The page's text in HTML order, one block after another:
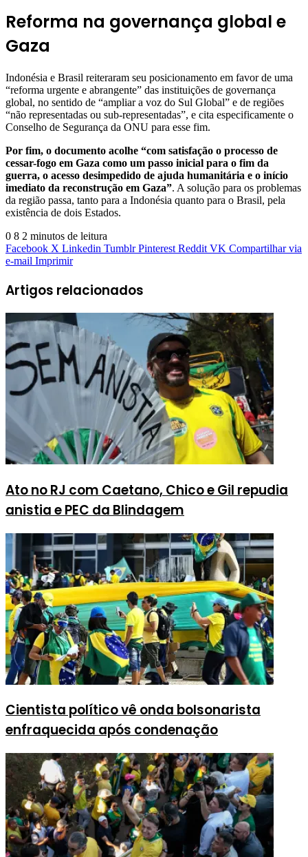
Reforma na governança global e
Gaza
Indonésia e Brasil reiteraram seu posicionamento em favor de uma
“reforma urgente e abrangente” das instituições de governança
global, no sentido de “ampliar a voz do Sul Global” e de regiões
“não representadas ou sub-representadas”, e cita especificamente o
Conselho de Segurança da ONU para esse fim.
Por fim, o documento acolhe “com satisfação o processo de
cessar-fogo em Gaza como um passo inicial para o fim da
guerra, o acesso desimpedido de ajuda humanitária e o início
imediato da reconstrução em Gaza”. A solução para os problemas
da região passa, tanto para a Indonésia quanto para o Brasil, pela
existência de dois Estados.
0 8 2 minutos de leitura
Facebook X Linkedin Tumblr Pinterest Reddit VK Compartilhar via
e-mail Imprimir
Artigos relacionados
Ato no RJ com Caetano, Chico e Gil repudia
anistia e PEC da Blindagem
Cientista político vê onda bolsonarista
enfraquecida após condenação